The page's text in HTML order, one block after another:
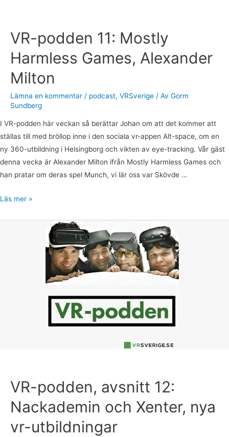
VR-podden 11: Mostly
Harmless Games, Alexander
Milton
Lämna en kommentar / podcast, VRSverige / Av Gorm
Sundberg
I VR-podden här veckan så berättar Johan om att det kommer att
ställas till med bröllop inne i den sociala vr-appen Alt-space, om en
ny 360-utbildning i Helsingborg och vikten av eye-tracking. Vår gäst
denna vecka är Alexander Milton ifrån Mostly Harmless Games och
han pratar om deras spel Munch, vi lär oss var Skövde …
Läs mer »
VR-podden, avsnitt 12:
Nackademin och Xenter, nya
vr-utbildningar